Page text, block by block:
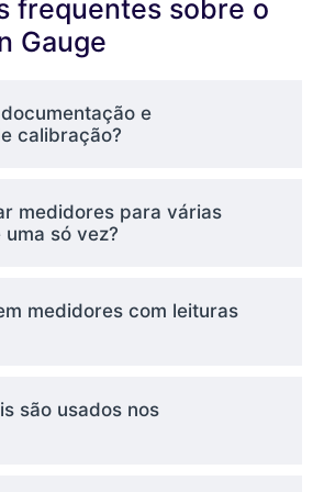
de
que
Alguns tipos comuns incluem:
aprovação/reprovação
frequentes sobre o
Gauge
e
calibração?
medidores para várias
só vez?
medidores com leituras
são usados nos